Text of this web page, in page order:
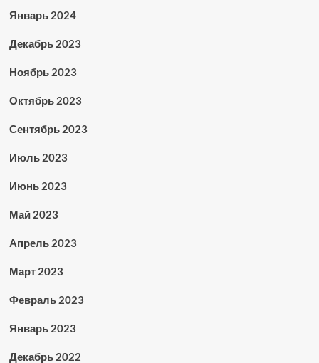
Январь 2024
Декабрь 2023
Ноябрь 2023
Октябрь 2023
Сентябрь 2023
Июль 2023
Июнь 2023
Май 2023
Апрель 2023
Март 2023
Февраль 2023
Январь 2023
Декабрь 2022